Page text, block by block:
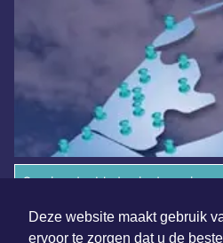
Deze website maakt gebruik
ervoor te zorgen dat u de
Overige dagbladen in de regio
Algemene voorwaarden